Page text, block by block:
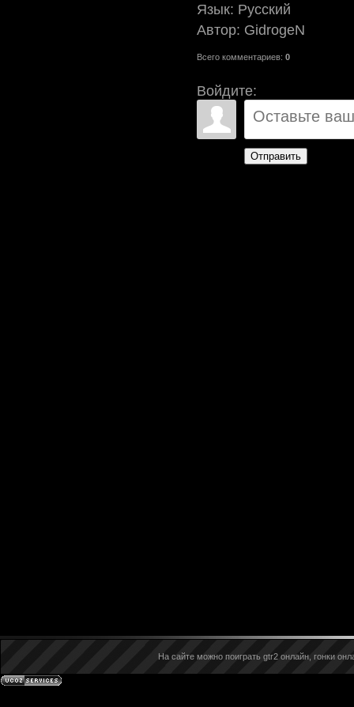
Язык: Русский
Автор: GidrogeN
Всего комментариев: 0
Войдите:
Отправить
На сайте можно поиграть gtr2 онлайн, гонки